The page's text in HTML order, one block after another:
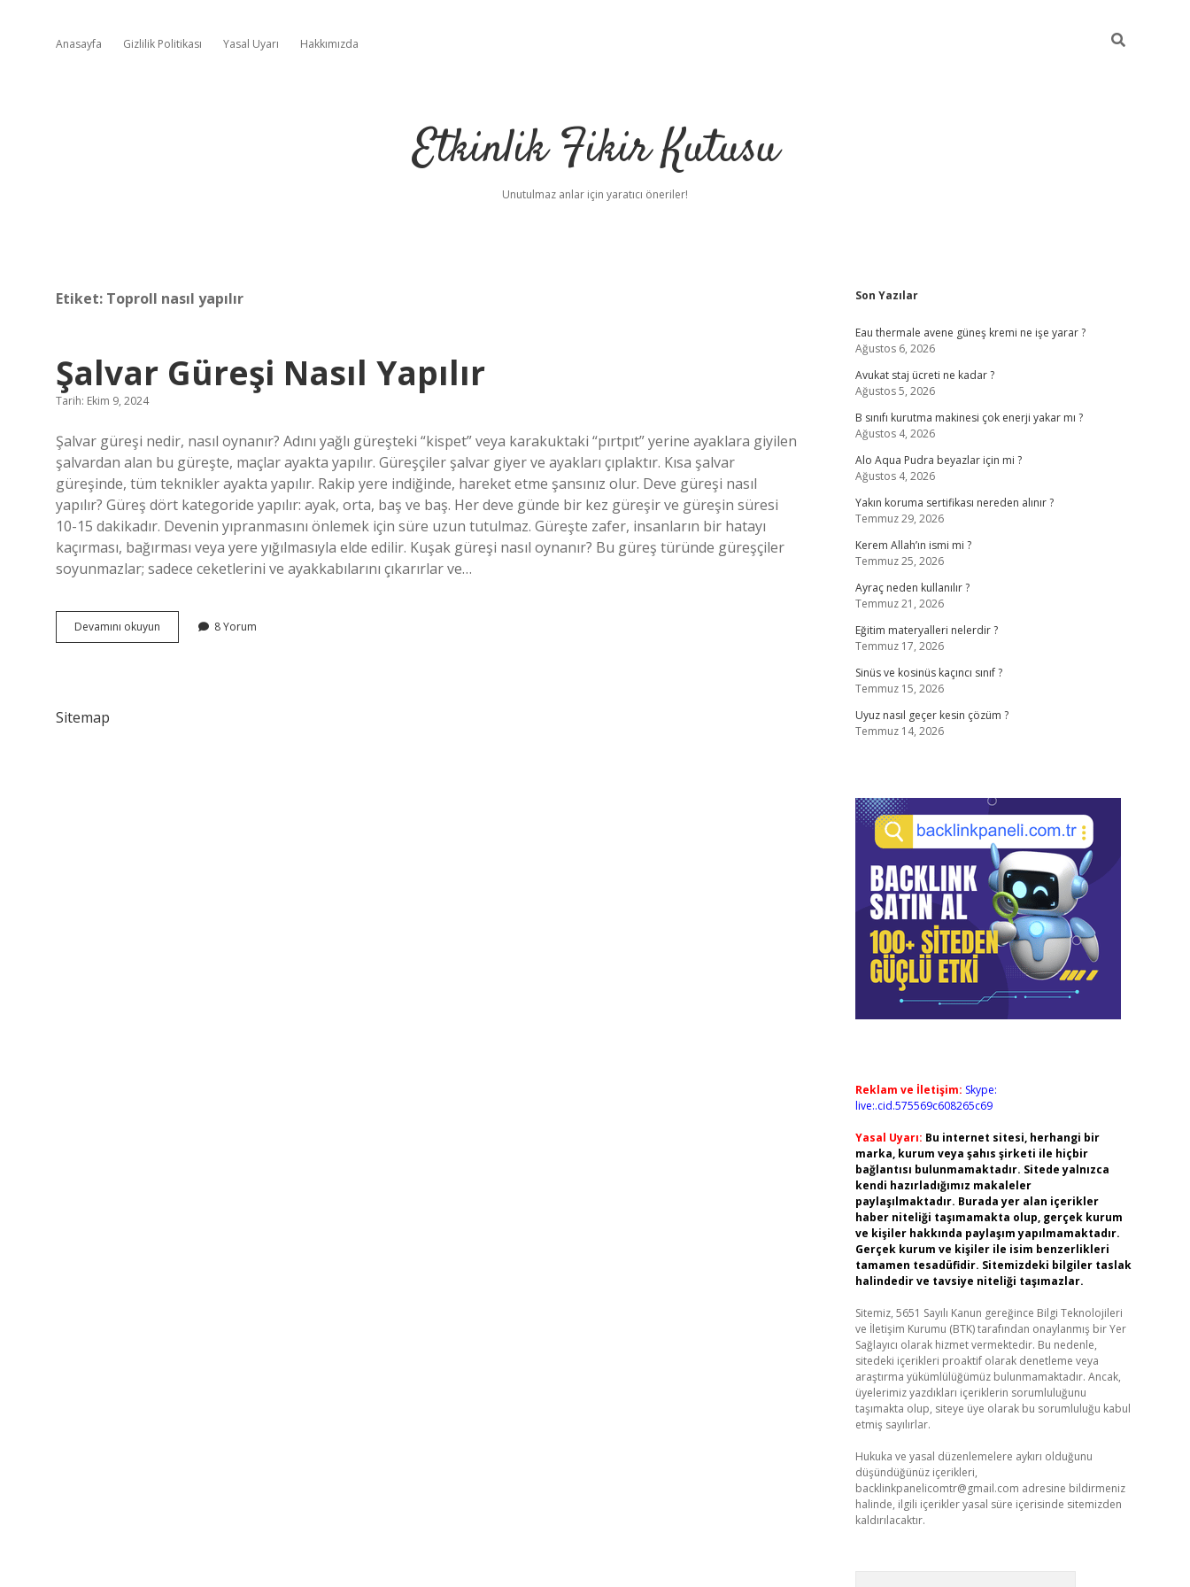
Anasayfa Gizlilik Politikası Yasal Uyarı Hakkımızda
Etkinlik Fikir Kutusu
Unutulmaz anlar için yaratıcı öneriler!
Etiket: Toproll nasıl yapılır
Şalvar Güreşi Nasıl Yapılır
Tarih: Ekim 9, 2024
Şalvar güreşi nedir, nasıl oynanır? Adını yağlı güreşteki “kispet” veya karakuktaki “pırtpıt” yerine ayaklara giyilen
şalvardan alan bu güreşte, maçlar ayakta yapılır. Güreşçiler şalvar giyer ve ayakları çıplaktır. Kısa şalvar
güreşinde, tüm teknikler ayakta yapılır. Rakip yere indiğinde, hareket etme şansınız olur. Deve güreşi nasıl
yapılır? Güreş dört kategoride yapılır: ayak, orta, baş ve baş. Her deve günde bir kez güreşir ve güreşin süresi
10-15 dakikadır. Devenin yıpranmasını önlemek için süre uzun tutulmaz. Güreşte zafer, insanların bir hatayı
kaçırması, bağırması veya yere yığılmasıyla elde edilir. Kuşak güreşi nasıl oynanır? Bu güreş türünde güreşçiler
soyunmazlar; sadece ceketlerini ve ayakkabılarını çıkarırlar ve…
Devamını okuyun
Güreşi
8 Yorum
Sitemap
Sidebar
Son Yazılar
Eau thermale avene güneş kremi ne işe yarar ?
Ağustos 6, 2026
Avukat staj ücreti ne kadar ?
Ağustos 5, 2026
B sınıfı kurutma makinesi çok enerji yakar mı ?
Ağustos 4, 2026
Alo Aqua Pudra beyazlar için mi ?
Ağustos 4, 2026
Yakın koruma sertifikası nereden alınır ?
Temmuz 29, 2026
Kerem Allah’ın ismi mi ?
Temmuz 25, 2026
Ayraç neden kullanılır ?
Temmuz 21, 2026
Eğitim materyalleri nelerdir ?
Temmuz 17, 2026
Sinüs ve kosinüs kaçıncı sınıf ?
Temmuz 15, 2026
Uyuz nasıl geçer kesin çözüm ?
Temmuz 14, 2026
Reklam ve İletişim: Skype:
live:.cid.575569c608265c69
Yasal Uyarı: Bu internet sitesi, herhangi bir
marka, kurum veya şahıs şirketi ile hiçbir
bağlantısı bulunmamaktadır. Sitede yalnızca
kendi hazırladığımız makaleler
paylaşılmaktadır. Burada yer alan içerikler
haber niteliği taşımamakta olup, gerçek kurum
ve kişiler hakkında paylaşım yapılmamaktadır.
Gerçek kurum ve kişiler ile isim benzerlikleri
tamamen tesadüfidir. Sitemizdeki bilgiler taslak
halindedir ve tavsiye niteliği taşımazlar.
Sitemiz, 5651 Sayılı Kanun gereğince Bilgi Teknolojileri
ve İletişim Kurumu (BTK) tarafından onaylanmış bir Yer
Sağlayıcı olarak hizmet vermektedir. Bu nedenle,
sitedeki içerikleri proaktif olarak denetleme veya
araştırma yükümlülüğümüz bulunmamaktadır. Ancak,
üyelerimiz yazdıkları içeriklerin sorumluluğunu
taşımakta olup, siteye üye olarak bu sorumluluğu kabul
etmiş sayılırlar.
Hukuka ve yasal düzenlemelere aykırı olduğunu
düşündüğünüz içerikleri,
backlinkpanelicomtr@gmail.com adresine bildirmeniz
halinde, ilgili içerikler yasal süre içerisinde sitemizden
kaldırılacaktır.